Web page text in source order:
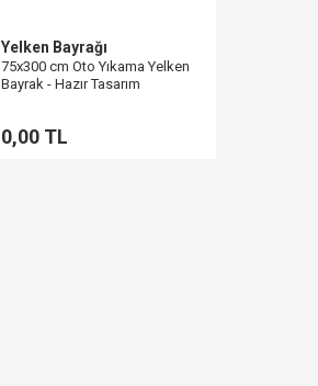
Yelken Bayrağı
75x300 cm Oto Yıkama Yelken
Bayrak - Hazır Tasarım
0,00 TL